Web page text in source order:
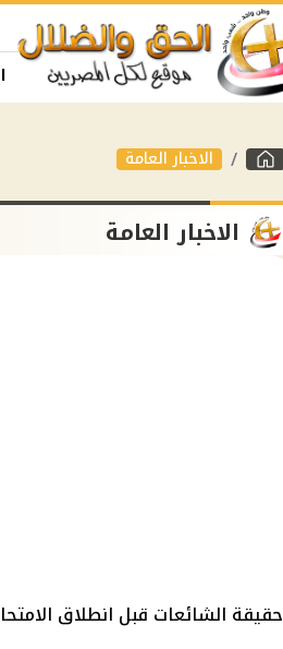
الاخبار العامة
الاخبار العامة
حقيقة الشائعات قبل انطلاق